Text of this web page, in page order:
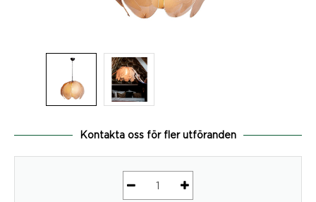
Kontakta oss för fler utföranden
Taklampa